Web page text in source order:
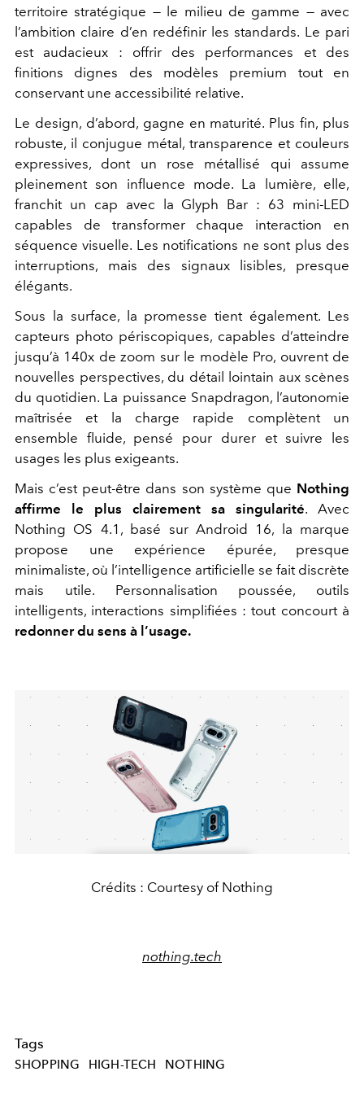
territoire stratégique — le milieu de gamme — avec
l’ambition claire d’en redéfinir les standards. Le pari
est audacieux : offrir des performances et des
finitions dignes des modèles premium tout en
conservant une accessibilité relative.
Le design, d’abord, gagne en maturité. Plus fin, plus
robuste, il conjugue métal, transparence et couleurs
expressives, dont un rose métallisé qui assume
pleinement son influence mode. La lumière, elle,
franchit un cap avec la Glyph Bar : 63 mini-LED
capables de transformer chaque interaction en
séquence visuelle. Les notifications ne sont plus des
interruptions, mais des signaux lisibles, presque
élégants.
Sous la surface, la promesse tient également. Les
capteurs photo périscopiques, capables d’atteindre
jusqu’à 140x de zoom sur le modèle Pro, ouvrent de
nouvelles perspectives, du détail lointain aux scènes
du quotidien. La puissance Snapdragon, l’autonomie
maîtrisée et la charge rapide complètent un
ensemble fluide, pensé pour durer et suivre les
usages les plus exigeants.
Mais c’est peut-être dans son système que Nothing
affirme le plus clairement sa singularité. Avec
Nothing OS 4.1, basé sur Android 16, la marque
propose une expérience épurée, presque
minimaliste, où l’intelligence artificielle se fait discrète
mais utile. Personnalisation poussée, outils
intelligents, interactions simplifiées : tout concourt à
redonner du sens à l’usage.
Crédits : Courtesy of Nothing
nothing.tech
Tags
SHOPPING HIGH-TECH NOTHING